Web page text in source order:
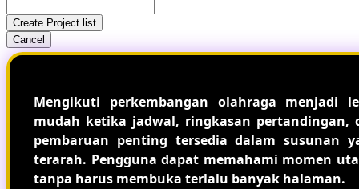
Create Project list
Cancel
Mengikuti perkembangan olahraga menjadi
mudah ketika jadwal, ringkasan pertandingan,
pembaruan penting tersedia dalam susunan
terarah. Pengguna dapat memahami momen
tanpa harus membuka terlalu banyak halaman.